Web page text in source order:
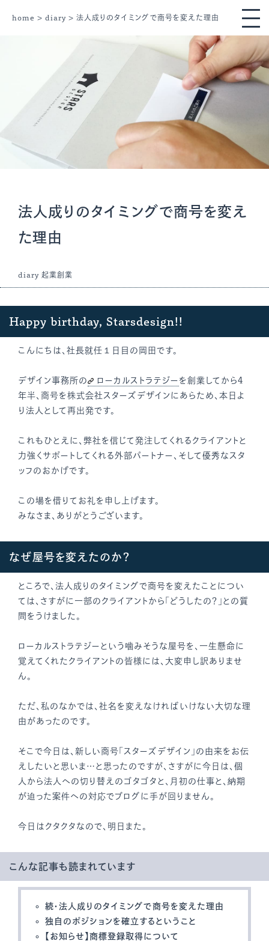
home > diary > 法人成りのタイミングで商号を変えた理由
法人成りのタイミングで商号を変え
た理由
diary 起業創業
Happy birthday, Starsdesign!!
こんにちは、社長就任１日目の岡田です。
デザイン事務所の ローカルストラテジー を創業してから4
年半、商号を株式会社スターズデザインにあらため、本日よ
り法人として再出発です。
これもひとえに、弊社を信じて発注してくれるクライアントと
力強くサポートしてくれる外部パートナー、そして優秀なスタ
ッフのおかげです。
この場を借りてお礼を申し上げます。
みなさま、ありがとうございます。
なぜ屋号を変えたのか？
ところで、法人成りのタイミングで商号を変えたことについ
ては、さすがに一部のクライアントから「どうしたの？」との質
問をうけました。
ローカルストラテジーという噛みそうな屋号を、一生懸命に
覚えてくれたクライアントの皆様には、大変申し訳ありませ
ん。
ただ、私のなかでは、社名を変えなければいけない大切な理
由があったのです。
そこで今日は、新しい商号「スターズデザイン」の由来をお伝
えしたいと思いま…と思ったのですが、さすがに今日は、個
人から法人への切り替えのゴタゴタと、月初の仕事と、納期
が迫った案件への対応でブログに手が回りません。
今日はクタクタなので、明日また。
こんな記事も読まれています
続・法人成りのタイミングで商号を変えた理由
独自のポジションを確立するということ
【お知らせ】商標登録取得について